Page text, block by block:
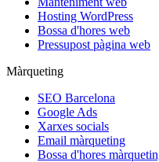
Hosting WordPress
Bossa d'hores web
Pressupost pàgina web
Màrqueting
SEO Barcelona
Google Ads
Xarxes socials
Email màrqueting
Bossa d'hores